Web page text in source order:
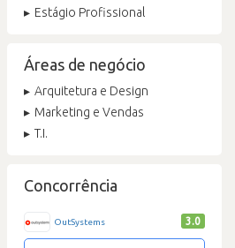
Estágio Profissional
Áreas de negócio
Arquitetura e Design
Marketing e Vendas
T.I.
Concorrência
OutSystems 3.0